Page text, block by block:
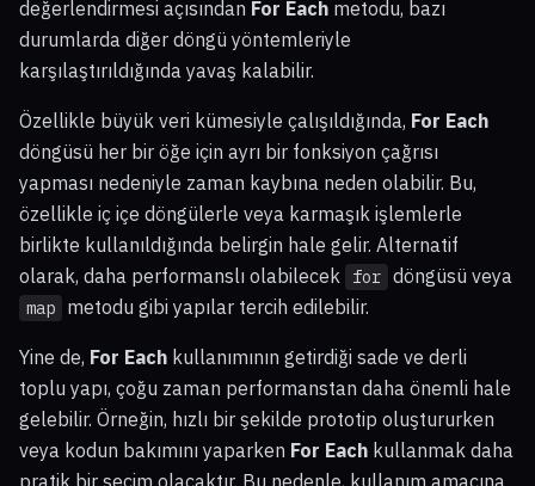
değerlendirmesi açısından For Each metodu, bazı
durumlarda diğer döngü yöntemleriyle
karşılaştırıldığında yavaş kalabilir.
Özellikle büyük veri kümesiyle çalışıldığında, For Each
döngüsü her bir öğe için ayrı bir fonksiyon çağrısı
yapması nedeniyle zaman kaybına neden olabilir. Bu,
özellikle iç içe döngülerle veya karmaşık işlemlerle
birlikte kullanıldığında belirgin hale gelir. Alternatif
olarak, daha performanslı olabilecek
for döngüsü veya
map metodu gibi yapılar tercih edilebilir.
Yine de, For Each kullanımının getirdiği sade ve derli
toplu yapı, çoğu zaman performanstan daha önemli hale
gelebilir. Örneğin, hızlı bir şekilde prototip oluştururken
veya kodun bakımını yaparken For Each kullanmak daha